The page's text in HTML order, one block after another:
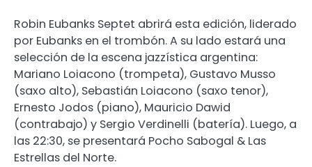
Robin Eubanks Septet abrirá esta edición, liderado
por Eubanks en el trombón. A su lado estará una
selección de la escena jazzística argentina:
Mariano Loiacono (trompeta), Gustavo Musso
(saxo alto), Sebastián Loiacono (saxo tenor),
Ernesto Jodos (piano), Mauricio Dawid
(contrabajo) y Sergio Verdinelli (batería). Luego, a
las 22:30, se presentará Pocho Sabogal & Las
Estrellas del Norte.